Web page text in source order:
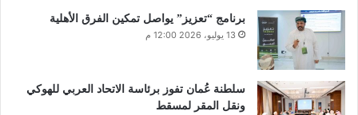
برنامج “تعزيز” يواصل تمكين الفرق الأهلية
13 يوليو، 2026 12:00 م
سلطنة عُمان تفوز برئاسة الاتحاد العربي للهوكي
ونقل المقر لمسقط